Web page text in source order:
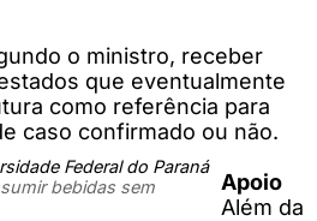
o ministro, receber
que eventualmente
como referência para
caso confirmado ou não.
Federal do Paraná
bebidas sem
Apoio
Além da